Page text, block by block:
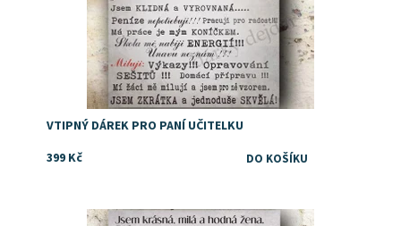
VTIPNÝ DÁREK PRO PANÍ UČITELKU
399 Kč
Dostupnost: Skladem